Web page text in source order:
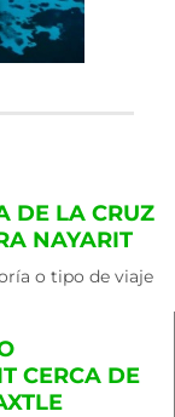
DE LA CRUZ
NAYARIT
o tipo de viaje
CERCA DE